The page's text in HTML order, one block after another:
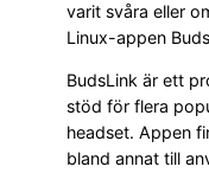
varit svåra eller
Linux-appen
BudsLink är ett
stöd för flera
headset. Appen
bland annat till